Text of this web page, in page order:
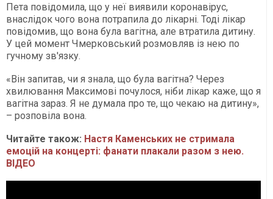
Пета повідомила, що у неї виявили коронавірус,
внаслідок чого вона потрапила до лікарні. Тоді лікар
повідомив, що вона була вагітна, але втратила дитину.
У цей момент Чмерковський розмовляв із нею по
гучному зв'язку.
«Він запитав, чи я знала, що була вагітна? Через
хвилювання Максимові почулося, ніби лікар каже, що я
вагітна зараз. Я не думала про те, що чекаю на дитину»,
– розповіла вона.
Читайте також: Настя Каменських не стримала
емоцій на концерті: фанати плакали разом з нею.
ВІДЕО